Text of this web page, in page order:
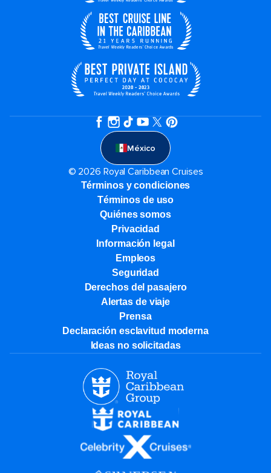
México
© 2026 Royal Caribbean Cruises
Términos y condiciones
Términos de uso
Quiénes somos
Privacidad
Información legal
Empleos
Seguridad
Derechos del pasajero
Alertas de viaje
Prensa
Declaración esclavitud moderna
Ideas no solicitadas